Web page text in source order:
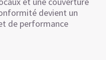
devient un
de performance